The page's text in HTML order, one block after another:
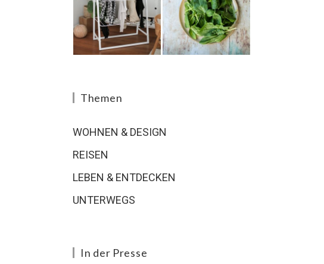
Themen
WOHNEN & DESIGN
REISEN
LEBEN & ENTDECKEN
UNTERWEGS
In der Presse